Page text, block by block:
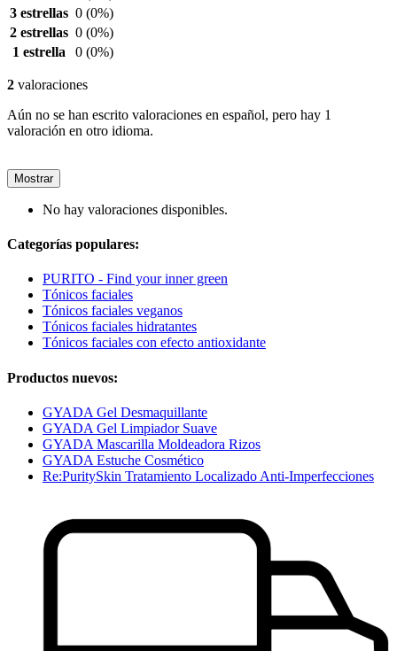
3 estrellas 0 (0%)
2 estrellas 0 (0%)
1 estrella
0 (0%)
2 valoraciones
Aún no se han escrito valoraciones en español, pero hay 1
valoración en otro idioma.
Mostrar
No hay valoraciones disponibles.
Categorías populares:
PURITO - Find your inner green
Tónicos faciales
Tónicos faciales veganos
Tónicos faciales hidratantes
Tónicos faciales con efecto antioxidante
Productos nuevos:
GYADA Gel Desmaquillante
GYADA Gel Limpiador Suave
GYADA Mascarilla Moldeadora Rizos
GYADA Estuche Cosmético
Re:PuritySkin Tratamiento Localizado Anti-Imperfecciones